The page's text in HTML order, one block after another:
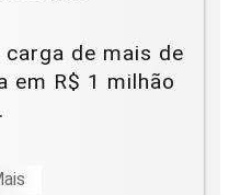
de mais de
em R$ 1 milhão